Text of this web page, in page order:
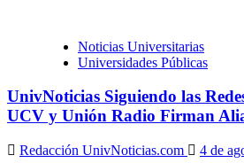
Noticias Universitarias
Universidades Públicas
UnivNoticias Siguiendo las
UCV y Unión Radio Firman
Redacción UnivNoticias.com 4 de